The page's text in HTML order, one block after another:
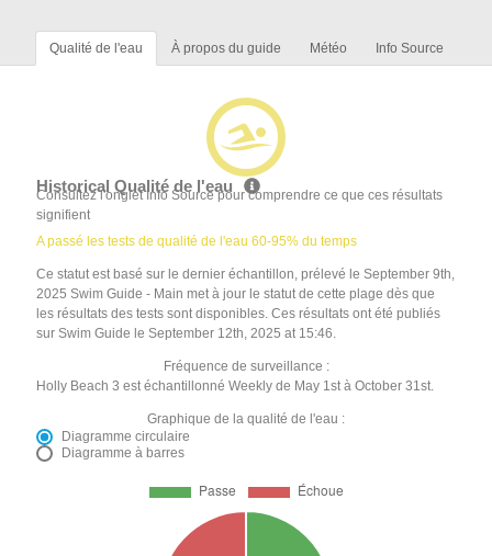
Qualité de l'eau À propos du guide Météo Info Source
Historical Qualité de l'eau
Consultez l'onglet Info Source pour comprendre ce que ces résultats
signifient
A passé les tests de qualité de l'eau 60-95% du temps
Ce statut est basé sur le dernier échantillon, prélevé le September 9th,
2025 Swim Guide - Main met à jour le statut de cette plage dès que
les résultats des tests sont disponibles. Ces résultats ont été publiés
sur Swim Guide le September 12th, 2025 at 15:46.
Fréquence de surveillance :
Holly Beach 3 est échantillonné Weekly de May 1st à October 31st.
Graphique de la qualité de l'eau :
Diagramme circulaire
Diagramme à barres